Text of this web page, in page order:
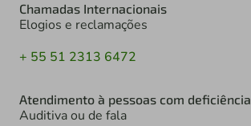
Chamadas Internacionais
Elogios e reclamações
+ 55 51 2313 6472
Atendimento à pessoas com deficiência
Auditiva ou de fala